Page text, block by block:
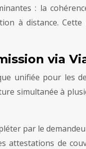
: la
à distance. Cette
via
unifiée pour les
simultanée à
par le
attestations de